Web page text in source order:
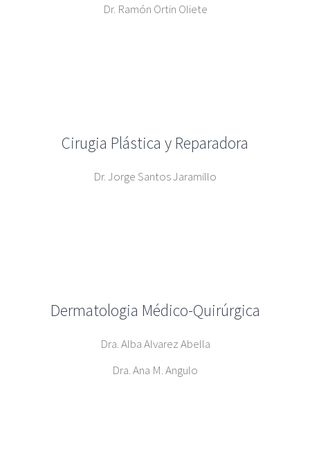
Dr. Ramón Ortin Oliete
Cirugia Plástica y Reparadora
Dr. Jorge Santos Jaramillo
Dermatologia Médico-Quirúrgica
Dra. Alba Alvarez Abella
Dra. Ana M. Angulo